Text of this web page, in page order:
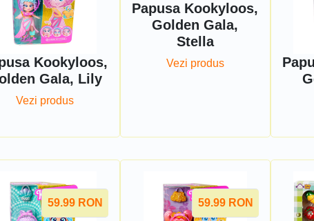
Kookyloos,
Gala, Lily
Vezi produs
Papusa Kookyloos,
Golden Gala,
Stella
Vezi produs
59.99 RON 59.99 RON